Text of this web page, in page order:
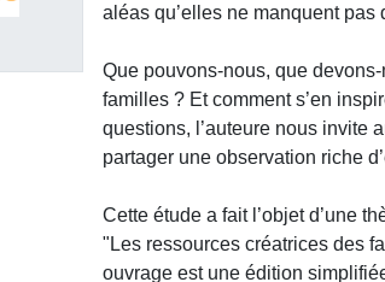
aléas qu’elles ne manquent pas
Que pouvons-nous, que
familles ? Et comment s’en
questions, l’auteure nous invite
partager une observation riche
Cette étude a fait l’objet d’une
"Les ressources créatrices des
ouvrage est une édition